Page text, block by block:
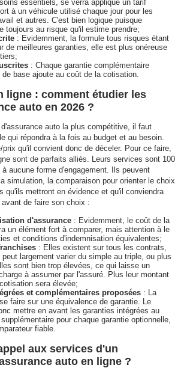
essentiels, se verra appliqué un tarif
à un véhicule utilisé chaque jour pour les
et autres. C'est bien logique puisque
toujours au risque qu'il estime prendre;
: Evidemment, la formule tous risques étant
de meilleures garanties, elle est plus onéreuse
: Chaque garantie complémentaire
base ajoute au coût de la cotisation.
ligne : comment étudier les
auto en 2026 ?
auto la plus compétitive, il faut
qui répondra à la fois au budget et au besoin.
qu'il convient donc de déceler. Pour ce faire,
sont de parfaits alliés. Leurs services sont 100
aucune forme d'engagement. Ils peuvent
simulation, la comparaison pour orienter le choix
qu'ils mettront en évidence et qu'il conviendra
de faire son choix :
d'assurance: Evidemment, le coût de la
un élément fort à comparer, mais attention à le
et conditions d'indemnisation équivalentes;
: Elles existent sur tous les contrats,
largement varier du simple au triple, ou plus
sont bien trop élevées, ce qui laisse un
à assumer par l'assuré. Plus leur montant
sera élevée;
et complémentaires proposées: La
faire sur une équivalence de garantie. Le
mettre en avant les garanties intégrées au
pour chaque garantie optionnelle,
fiable.
aux services d'un
auto en ligne ?